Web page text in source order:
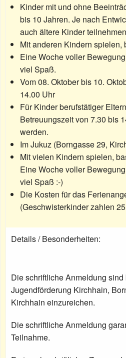
Kinder mit und ohne
bis 10 Jahren. Je nach
auch ältere Kinder
Mit anderen Kindern spielen,
Eine Woche voller
viel Spaß.
Vom 08. Oktober bis 10.
14.00 Uhr
Für Kinder berufstätiger
Betreuungszeit von 7.30 bis
werden.
Im Jukuz (Borngasse 29,
Mit vielen Kindern spielen,
Eine Woche voller
viel Spaß :-)
Die Kosten für das
(Geschwisterkinder zahlen
Details / Besonderheiten:
Die schriftliche Anmeldung sind
Jugendförderung Kirchhain,
Kirchhain einzureichen.
Die schriftliche Anmeldung
Teilnahme.